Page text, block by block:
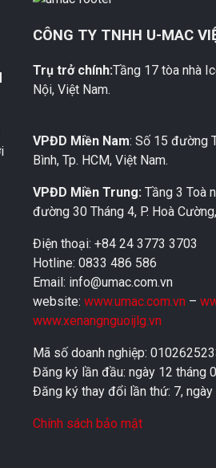
CÔNG TY TNHH U-MAC
Trụ trở chính:Tầng 17 tòa nhà
Nội, Việt Nam.
VPĐD Miền Nam: Số 15 đường
Bình, Tp. HCM, Việt Nam.
VPĐD Miền Trung: Tầng 3 Toà
đường 30 Tháng 4, P. Hoà
Điện thoại: +84 24 3773 3703
Hotline: 0833 486 586
Email: info@umac.com.vn
website: www.umac.com.vn –
www.xenangnguoijlg.vn
Mã số doanh nghiệp:
Đăng ký lần đầu: ngày 12 tháng
Đăng ký thay đổi lần thứ: 7,
Chính sách bảo mật